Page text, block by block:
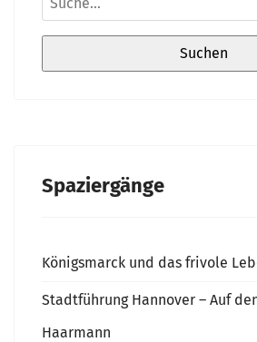
Spaziergänge
Königsmarck und das frivole
Stadtführung Hannover – Auf
Haarmann